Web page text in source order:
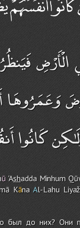
الْأَرْضِ
كَانُوا
ū 'Ashadda Minhum
Kāna Al-Lahu
был до них? Они